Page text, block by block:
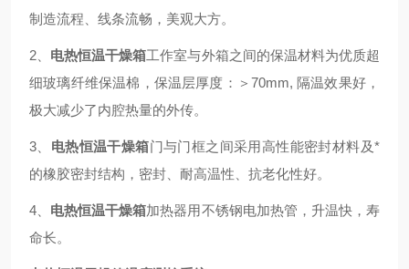
制造流程、线条流畅，美观大方。
2、 电热恒温干燥箱工作室与外箱之间的保温材料为优质超
细玻璃纤维保温棉，保温层厚度：＞70mm, 隔温效果好，
极大减少了内腔热量的外传。
3、 电热恒温干燥箱门与门框之间采用高性能密封材料及*
的橡胶密封结构，密封、耐高温性、抗老化性好。
4、 电热恒温干燥箱加热器用不锈钢电加热管，升温快，寿
命长。